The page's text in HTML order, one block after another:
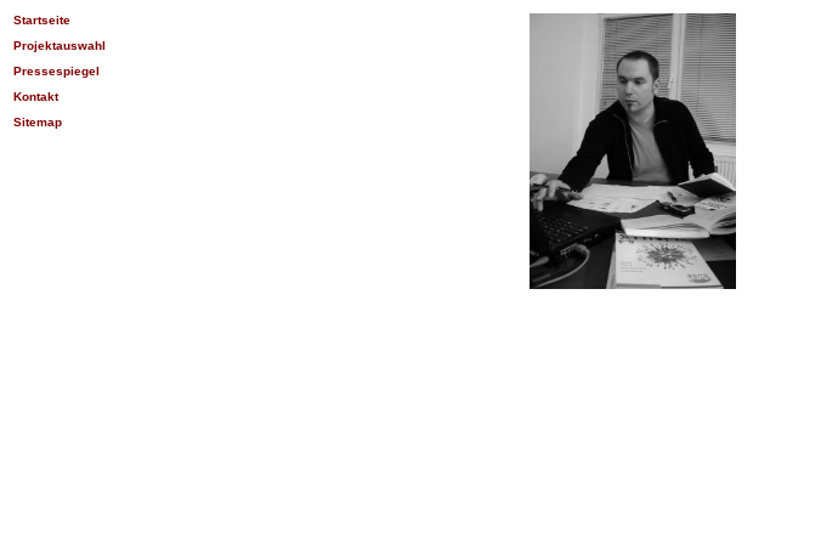
Startseite
Projektauswahl
Pressespiegel
Kontakt
Sitemap